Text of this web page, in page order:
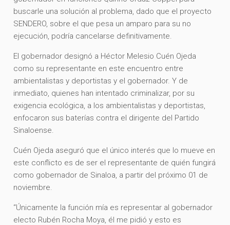
buscarle una solución al problema, dado que el proyecto
SENDERO, sobre el que pesa un amparo para su no
ejecución, podría cancelarse definitivamente.
El gobernador designó a Héctor Melesio Cuén Ojeda
como su representante en este encuentro entre
ambientalistas y deportistas y el gobernador. Y de
inmediato, quienes han intentado criminalizar, por su
exigencia ecológica, a los ambientalistas y deportistas,
enfocaron sus baterías contra el dirigente del Partido
Sinaloense.
Cuén Ojeda aseguró que el único interés que lo mueve en
este conflicto es de ser el representante de quién fungirá
como gobernador de Sinaloa, a partir del próximo 01 de
noviembre.
“Únicamente la función mía es representar al gobernador
electo Rubén Rocha Moya, él me pidió y esto es